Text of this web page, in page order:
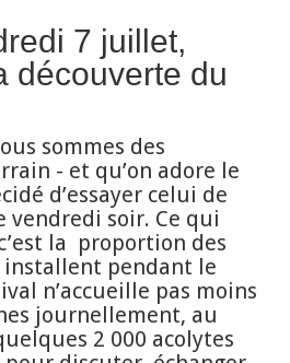
7 juillet,
découverte du
sommes des
- et qu’on adore le
d’essayer celui de
vendredi soir. Ce qui
la proportion des
installent pendant le
n’accueille pas moins
journellement, au
2 000 acolytes